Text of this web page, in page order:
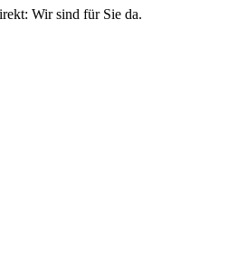
Wir sind für Sie da.